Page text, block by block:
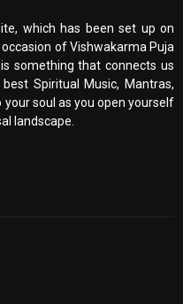
which has been set up on
of Vishwakarma Puja
something that connects us
Spiritual Music, Mantras,
soul as you open yourself
landscape.